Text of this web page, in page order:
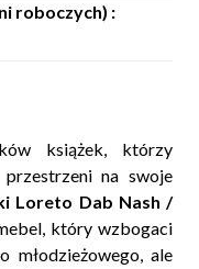
roboczych) :
książek, którzy
na swoje
Loreto Dab Nash /
który wzbogaci
młodzieżowego, ale